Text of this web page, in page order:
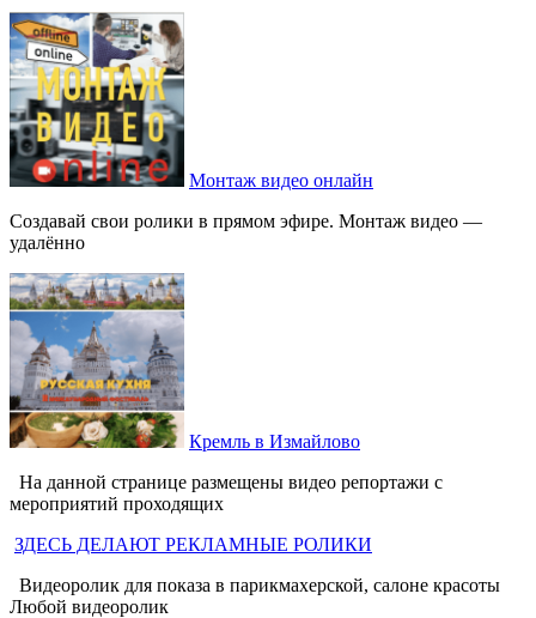
Монтаж видео онлайн
Создавай свои ролики в прямом эфире. Монтаж видео —
удалённо
Кремль в Измайлово
На данной странице размещены видео репортажи с
мероприятий проходящих
ЗДЕСЬ ДЕЛАЮТ РЕКЛАМНЫЕ РОЛИКИ
Видеоролик для показа в парикмахерской, салоне красоты
Любой видеоролик